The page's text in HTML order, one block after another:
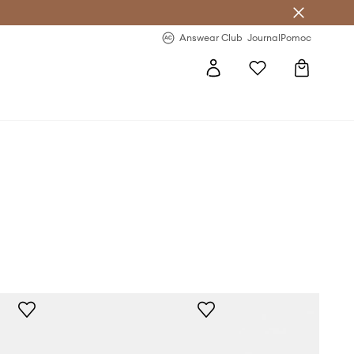
Answear Club JournalPomoc